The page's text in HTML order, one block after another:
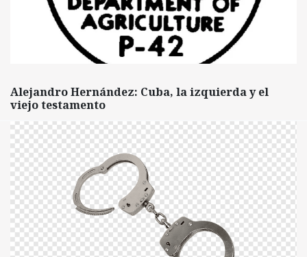
Alejandro Hernández: Cuba, la izquierda y el
viejo testamento